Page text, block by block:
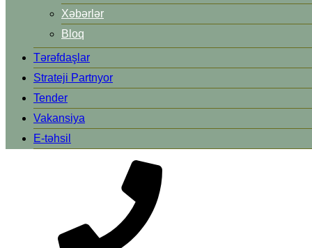
Xəbərlər
Bloq
Tərəfdaşlar
Strateji Partnyor
Tender
Vakansiya
E-təhsil